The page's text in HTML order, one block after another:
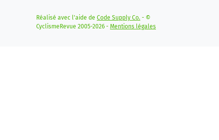
Réalisé avec l'aide de Code Supply Co. - ©
CyclismeRevue 2005-2026 - Mentions légales